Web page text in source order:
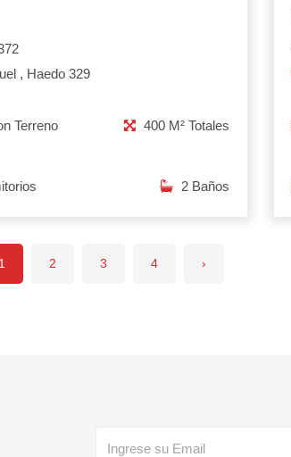
, Haedo 329
Terreno 400 M² Totales
2 Baños
1 2 3 4 ›